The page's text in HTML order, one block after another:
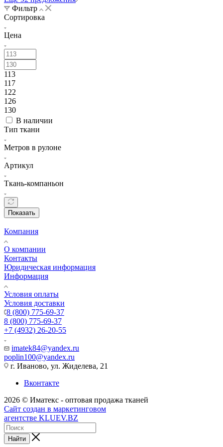
Фильтр
Сортировка
Цена
113
117
122
126
130
В наличии
Тип ткани
Метров в рулоне
Артикул
Ткань-компаньон
Показать
Компания
О компании
Контакты
Юридическая информация
Информация
Условия оплаты
Условия доставки
8 (800) 775-69-37
8 (800) 775-69-37
+7 (4932) 26-20-55
imatek84@yandex.ru
poplin100@yandex.ru
г. Иваново, ул. Жиделева, 21
Вконтакте
2026 © Иматекс - оптовая продажа тканей
Сайт создан в маркетинговом
агентстве KLUEV.BZ
Найти